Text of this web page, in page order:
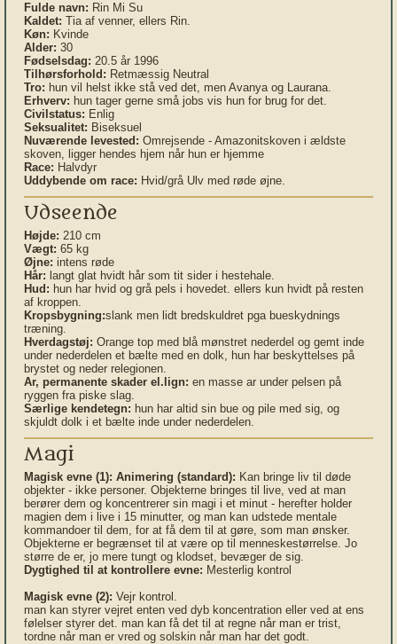
Fulde navn: Rin Mi Su
Kaldet: Tia af venner, ellers Rin.
Køn: Kvinde
Alder: 30
Fødselsdag: 20.5 år 1996
Tilhørsforhold: Retmæssig Neutral
Tro: hun vil helst ikke stå ved det, men Avanya og Laurana.
Erhverv: hun tager gerne små jobs vis hun for brug for det.
Civilstatus: Enlig
Seksualitet: Biseksuel
Nuværende levested: Omrejsende - Amazonitskoven i ældste
skoven, ligger hendes hjem når hun er hjemme
Race: Halvdyr
Uddybende om race: Hvid/grå Ulv med røde øjne.
Udseende
Højde: 210 cm
Vægt: 65 kg
Øjne: intens røde
Hår: langt glat hvidt hår som tit sider i hestehale.
Hud: hun har hvid og grå pels i hovedet. ellers kun hvidt på resten
af kroppen.
Kropsbygning:slank men lidt bredskuldret pga bueskydnings
træning.
Hverdagstøj: Orange top med blå mønstret nederdel og gemt inde
under nederdelen et bælte med en dolk, hun har beskyttelses på
brystet og neder relegionen.
Ar, permanente skader el.lign: en masse ar under pelsen på
ryggen fra piske slag.
Særlige kendetegn: hun har altid sin bue og pile med sig, og
skjuldt dolk i et bælte inde under nederdelen.
Magi
Magisk evne (1): Animering (standard): Kan bringe liv til døde
objekter - ikke personer. Objekterne bringes til live, ved at man
berører dem og koncentrerer sin magi i et minut - herefter holder
magien dem i live i 15 minutter, og man kan udstede mentale
kommandoer til dem, for at få dem til at gøre, som man ønsker.
Objekterne er begrænset til at være op til menneskestørrelse. Jo
større de er, jo mere tungt og klodset, bevæger de sig.
Dygtighed til at kontrollere evne: Mesterlig kontrol
Magisk evne (2): Vejr kontrol.
man kan styrer vejret enten ved dyb koncentration eller ved at ens
følelser styrer det. man kan få det til at regne når man er trist,
tordne når man er vred og solskin når man har det godt.